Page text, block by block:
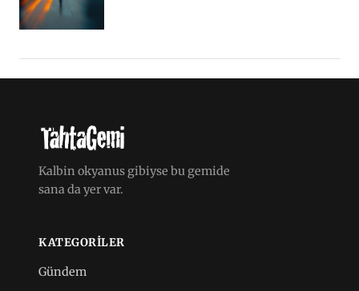
Kalbin okyanus gibiyse bu gemide
sana da yer var.
KATEGORILER
Gündem